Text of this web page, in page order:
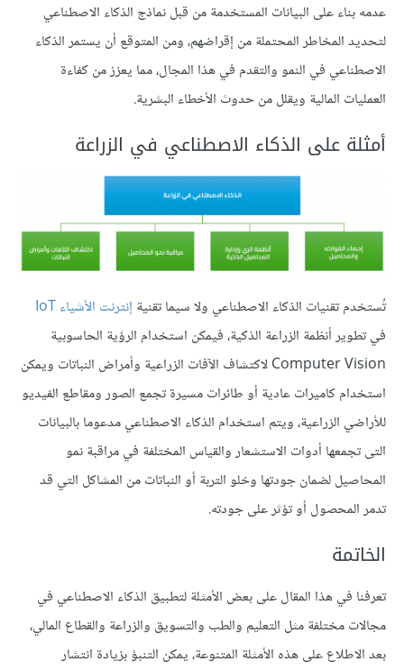
عدمه بناء على البيانات المستخدمة من قبل نماذج الذكاء الاصطناعي
لتحديد المخاطر المحتملة من إقراضهم، ومن المتوقع أن يستمر الذكاء
الاصطناعي في النمو والتقدم في هذا المجال، مما يعزز من كفاءة
العمليات المالية ويقلل من حدوث الأخطاء البشرية.
أمثلة على الذكاء الاصطناعي في الزراعة
تُستخدم تقنيات الذكاء الاصطناعي ولا سيما تقنية إنترنت الأشياء IoT
في تطوير أنظمة الزراعة الذكية، فيمكن استخدام الرؤية الحاسوبية
Computer Vision لاكتشاف الآفات الزراعية وأمراض النباتات ويمكن
استخدام كاميرات عادية أو طائرات مسيرة تجمع الصور ومقاطع الفيديو
للأراضي الزراعية، ويتم استخدام الذكاء الاصطناعي مدعوما بالبيانات
التى تجمعها أدوات الاستشعار والقياس المختلفة في مراقبة نمو
المحاصيل لضمان جودتها وخلو التربة أو النباتات من المشاكل التي قد
تدمر المحصول أو تؤثر على جودته.
الخاتمة
تعرفنا في هذا المقال على بعض الأمثلة لتطبيق الذكاء الاصطناعي في
مجالات مختلفة مثل التعليم والطب والتسويق والزراعة والقطاع المالي،
بعد الاطلاع على هذه الأمثلة المتنوعة، يمكن التنبؤ بزيادة انتشار